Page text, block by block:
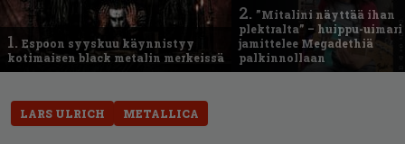
1. Espoon syyskuu käynnistyy
kotimaisen black metalin merkeissä
2. ”Mitalini näyttää ihan
plektralta” – huippu-uimari
jamittelee Megadethiä
palkinnollaan
LARS ULRICH METALLICA